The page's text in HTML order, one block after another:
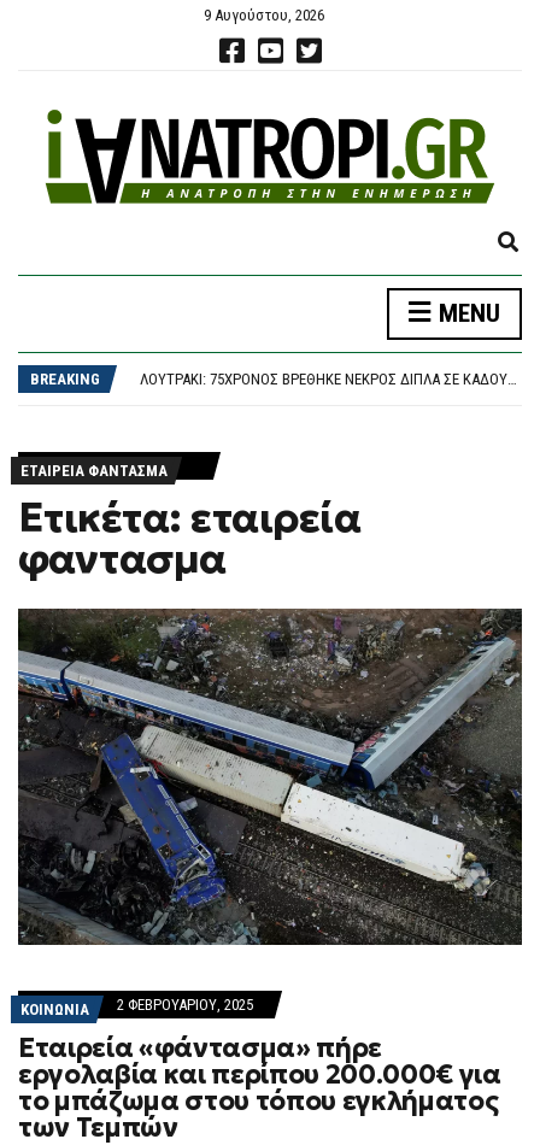
9 Αυγούστου, 2026
E
P
N
M
MENU
BREAKING
ΣΥΝΑΓΕΡΜΌΣ ΣΤΗ ΜΈΣΗ ΑΝΑΤΟΛΉ: ΧΟΎΘΙ, ΟΡΜΟΎΖ ΚΑΙ ΗΠΑ ΣΕ ΤΡΟΧΙΆ ΕΠΙΚΊΝΔΥΝΗΣ ΚΛΙΜΆΚΩΣΗΣ
ΛΟΥΤΡΆΚΙ: 75ΧΡΟΝΟΣ ΒΡΈΘΗΚΕ ΝΕΚΡΌΣ ΔΊΠΛΑ ΣΕ ΚΆΔΟΥΣ – ΕΊΧΕ ΒΓΕΙ ΝΑ ΠΕΤΆΞΕΙ ΤΑ ΣΚΟΥΠΊΔΙΑ
ΕΤΑΙΡΕΊΑ ΦΑΝΤΑΣΜΑ
Ετικέτα: εταιρεία
φαντασμα
ΚΟΙΝΩΝΙΑ 2 ΦΕΒΡΟΥΑΡΊΟΥ, 2025
Εταιρεία «φάντασμα» πήρε
εργολαβία και περίπου 200.000€ για
το μπάζωμα στου τόπου εγκλήματος
των Τεμπών